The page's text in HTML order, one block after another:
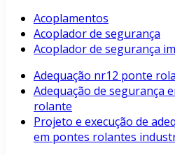
Acoplamentos
Acoplador de segurança
Acoplador de segurança
Adequação nr12 ponte
Adequação de segurança
rolante
Projeto e execução de
em pontes rolantes